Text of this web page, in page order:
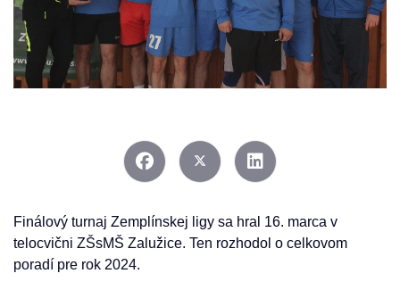
Finálový turnaj Zemplínskej ligy sa hral 16. marca v
telocvični ZŠsMŠ Zalužice. Ten rozhodol o celkovom
poradí pre rok 2024.